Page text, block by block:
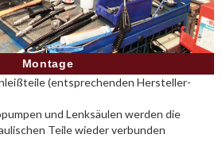
Montage
(entsprechenden Hersteller-
und Lenksäulen werden die
Teile wieder verbunden